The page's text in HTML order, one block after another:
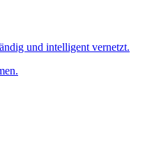
und intelligent vernetzt.